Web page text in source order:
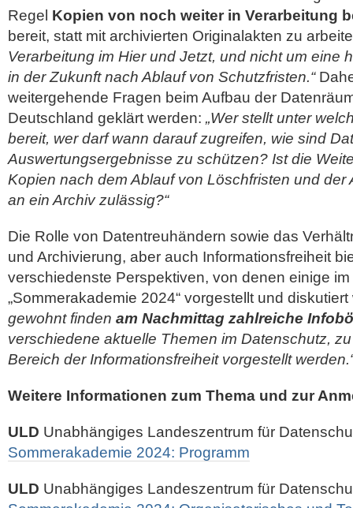
Regel Kopien von noch weiter in Verarbeitung
bereit, statt mit archivierten Originalakten zu
Verarbeitung im Hier und Jetzt, und nicht um eine
in der Zukunft nach Ablauf von Schutzfristen.“
weitergehende Fragen beim Aufbau der
Deutschland geklärt werden: „Wer stellt unter
bereit, wer darf wann darauf zugreifen, wie sind
Auswertungsergebnisse zu schützen? Ist die
Kopien nach dem Ablauf von Löschfristen und der
an ein Archiv zulässig?“
Die Rolle von Datentreuhändern sowie das
und Archivierung, aber auch Informationsfreiheit
verschiedenste Perspektiven, von denen einige
„Sommerakademie 2024“ vorgestellt und
gewohnt finden am Nachmittag zahlreiche
verschiedene aktuelle Themen im Datenschutz,
Bereich der Informationsfreiheit vorgestellt
Weitere Informationen zum Thema und zur
ULD Unabhängiges Landeszentrum für
Sommerakademie 2024: Programm
ULD Unabhängiges Landeszentrum für